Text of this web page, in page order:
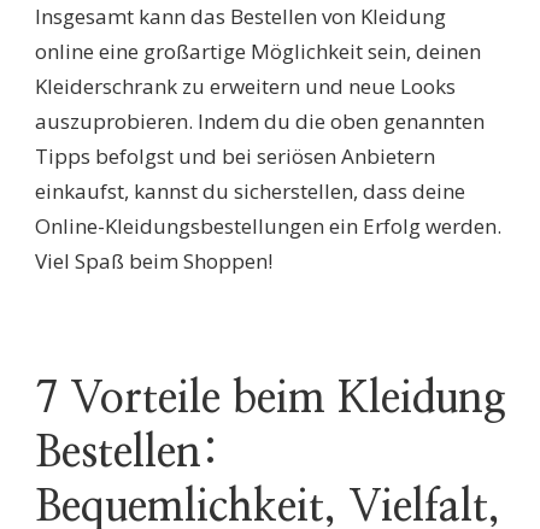
Insgesamt kann das Bestellen von Kleidung
online eine großartige Möglichkeit sein, deinen
Kleiderschrank zu erweitern und neue Looks
auszuprobieren. Indem du die oben genannten
Tipps befolgst und bei seriösen Anbietern
einkaufst, kannst du sicherstellen, dass deine
Online-Kleidungsbestellungen ein Erfolg werden.
Viel Spaß beim Shoppen!
7 Vorteile beim Kleidung
Bestellen:
Bequemlichkeit, Vielfalt,